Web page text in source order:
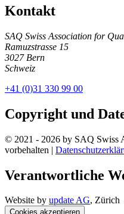
Kontakt
SAQ Swiss Association for
Ramuzstrasse 15
3027 Bern
Schweiz
+41 (0)31 330 99 00
Copyright und
© 2021 - 2026 by SAQ Swiss
vorbehalten |
Verantwortliche
Website by update AG, Zürich
Cookies akzeptieren